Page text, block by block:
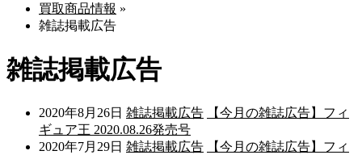
買取商品情報 »
雑誌掲載広告
雑誌掲載広告
2020年8月26日 雑誌掲載広告
【今月の雑誌広告】フィ
ギュア王 2020.08.26発売号
2020年7月29日 雑誌掲載広告
【今月の雑誌広告】フィ